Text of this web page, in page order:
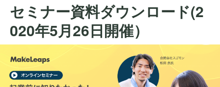
セミナー資料ダウンロード(2
020年5月26日開催）